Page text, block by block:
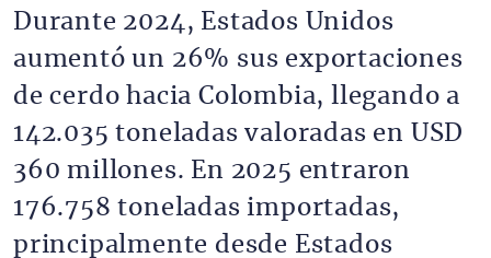
Durante 2024, Estados Unidos
aumentó un 26% sus exportaciones
de cerdo hacia Colombia, llegando a
142.035 toneladas valoradas en USD
360 millones. En 2025 entraron
176.758 toneladas importadas,
principalmente desde Estados